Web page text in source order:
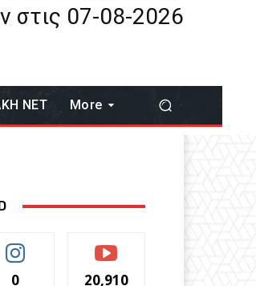
στις 07-08-2026
ΝΕΤ More
0 20,910